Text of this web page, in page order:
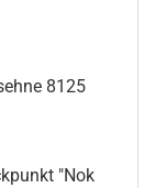
8125
"Nok